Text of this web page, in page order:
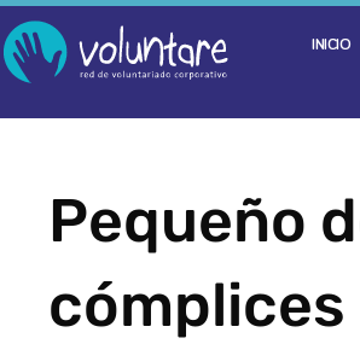
INICIO
Pequeño